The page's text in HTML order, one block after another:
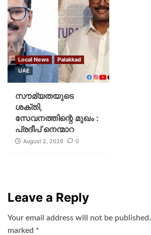
Local News
Palakkad
UAE
സൗമ്യതയുടെ
ശക്തി,
സേവനത്തിന്റെ മുഖം :
പ്രദീപ് നെന്മാറ
August 2, 2026 0
Leave a Reply
Your email address will not be published.
marked *